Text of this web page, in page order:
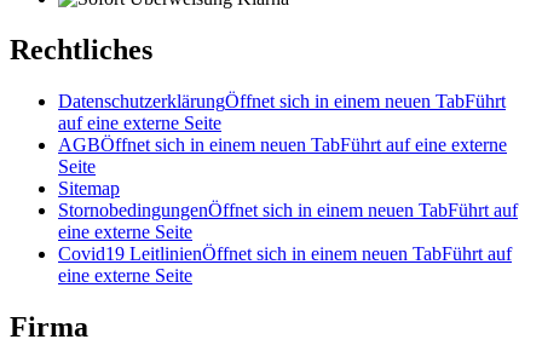
Rechtliches
DatenschutzerklärungÖffnet sich in einem neuen TabFührt
auf eine externe Seite
AGBÖffnet sich in einem neuen TabFührt auf eine externe
Seite
Sitemap
StornobedingungenÖffnet sich in einem neuen TabFührt auf
eine externe Seite
Covid19 LeitlinienÖffnet sich in einem neuen TabFührt auf
eine externe Seite
Firma